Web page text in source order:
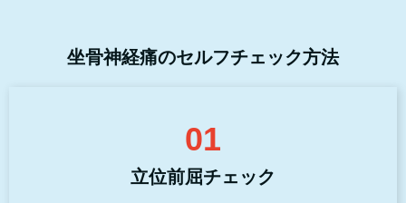
坐骨神経痛のセルフチェック方法
01
立位前屈チェック